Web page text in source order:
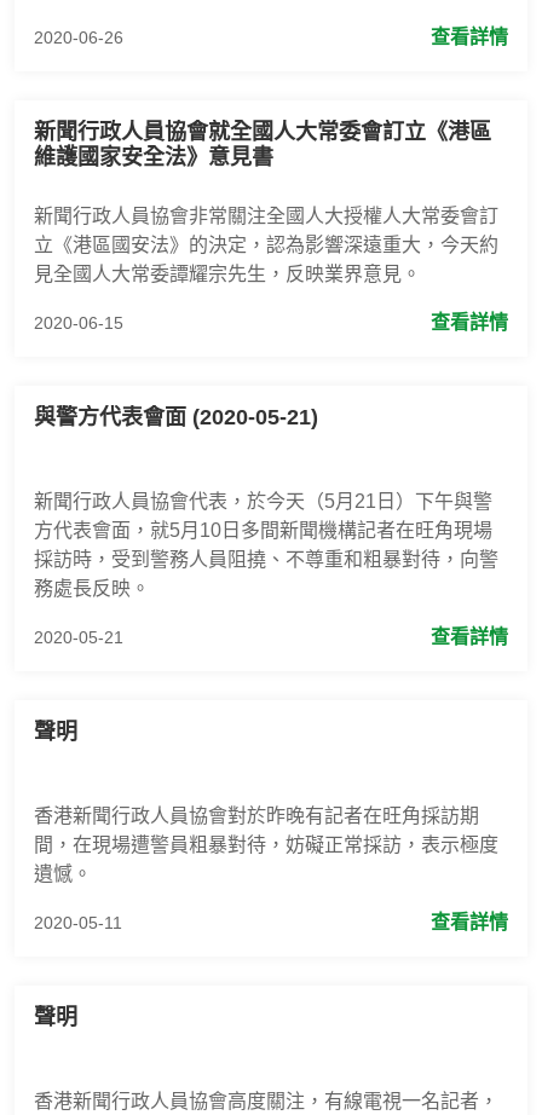
2020-06-26 查看詳情
新聞行政人員協會就全國人大常委會訂立《港區
維護國家安全法》意見書
新聞行政人員協會非常關注全國人大授權人大常委會訂
立《港區國安法》的決定，認為影響深遠重大，今天約
見全國人大常委譚耀宗先生，反映業界意見。
2020-06-15 查看詳情
與警方代表會面 (2020-05-21)
新聞行政人員協會代表，於今天（5月21日）下午與警
方代表會面，就5月10日多間新聞機構記者在旺角現場
採訪時，受到警務人員阻撓、不尊重和粗暴對待，向警
務處長反映。
2020-05-21 查看詳情
聲明
香港新聞行政人員協會對於昨晚有記者在旺角採訪期
間，在現場遭警員粗暴對待，妨礙正常採訪，表示極度
遺憾。
2020-05-11 查看詳情
聲明
香港新聞行政人員協會高度關注，有線電視一名記者，